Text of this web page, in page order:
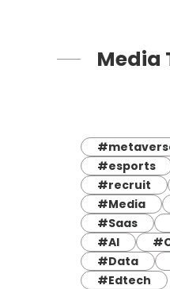
Media
#esports
#recruit
#Media
#Saas
#AI
#Data
#Edtech